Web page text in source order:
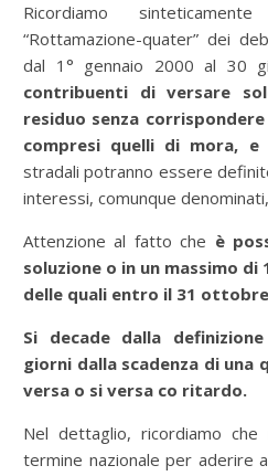
Ricordiamo
“Rottamazione-quater” dei
dal 1° gennaio 2000 al 30
contribuenti di versare
residuo senza
compresi quelli di mora, e
stradali potranno essere
interessi, comunque
Attenzione al fatto che è
soluzione o in un massimo di
delle quali entro il 31
Si decade dalla
giorni dalla scadenza di una
versa o si versa co ritardo.
Nel dettaglio, ricordiamo
termine nazionale per aderire